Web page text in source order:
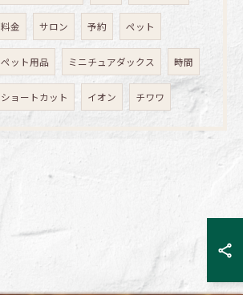
料金 サロン 予約 ペット
ペット用品 ミニチュアダックス 時間
ショートカット イオン チワワ